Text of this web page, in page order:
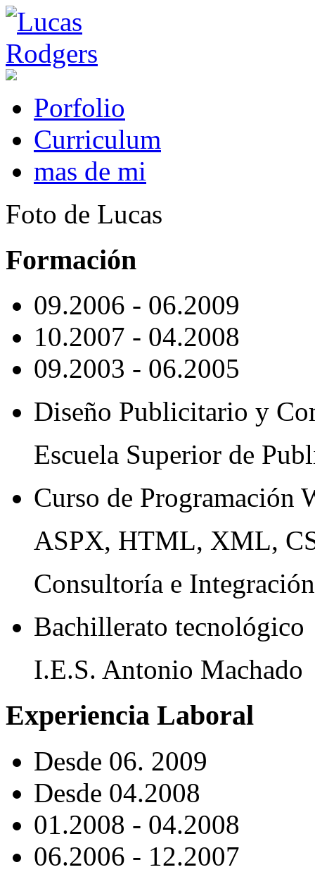
Porfolio
Curriculum
mas de mi
Foto de Lucas
Formación
09.2006 - 06.2009
10.2007 - 04.2008
09.2003 - 06.2005
Diseño Publicitario y
Escuela Superior de
Curso de Programación
ASPX, HTML, XML,
Consultoría e
Bachillerato tecnológico
I.E.S. Antonio Machado
Experiencia Laboral
Desde 06. 2009
Desde 04.2008
01.2008 - 04.2008
06.2006 - 12.2007